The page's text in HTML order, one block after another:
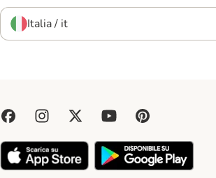
Italia / it